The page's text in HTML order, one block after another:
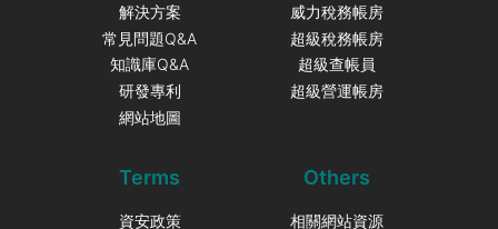
解決方案
常見問題Q&A
知識庫Q&A
研發專利
網站地圖
威力稅務帳房
超級稅務帳房
超級查帳員
超級營運帳房
Terms
資安政策
Others
相關網站資源